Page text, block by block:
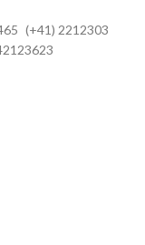
(+41) 2212303